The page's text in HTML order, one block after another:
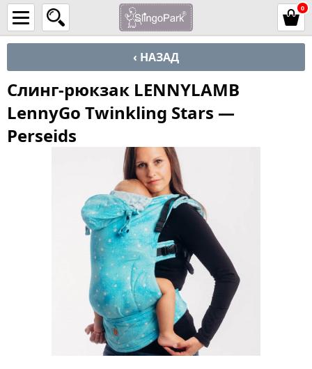
0
‹ НАЗАД
Слинг-рюкзак LENNYLAMB
LennyGo Twinkling Stars —
Perseids